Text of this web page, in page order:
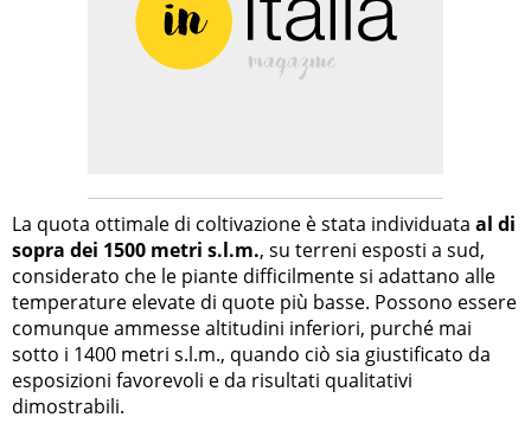
La quota ottimale di coltivazione è stata individuata al di
sopra dei 1500 metri s.l.m., su terreni esposti a sud,
considerato che le piante difficilmente si adattano alle
temperature elevate di quote più basse. Possono essere
comunque ammesse altitudini inferiori, purché mai
sotto i 1400 metri s.l.m., quando ciò sia giustificato da
esposizioni favorevoli e da risultati qualitativi
dimostrabili.